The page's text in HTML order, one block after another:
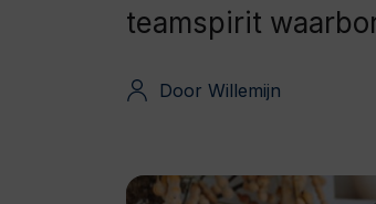
teamspirit
Door Willemijn